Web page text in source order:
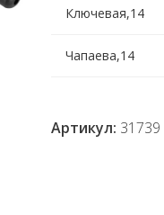
Ключевая,14
Чапаева,14
Артикул: 31739